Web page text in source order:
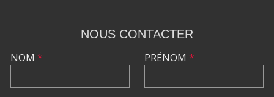
NOUS CONTACTER
NOM * PRÉNOM *